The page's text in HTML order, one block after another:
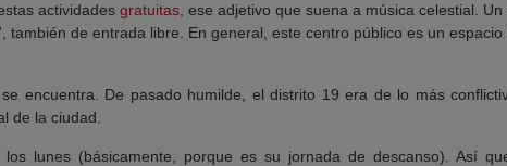
actividades gratuitas , ese adjetivo que suena a música celestial.
también de entrada libre. En general, este centro público es un
encuentra. De pasado humilde, el distrito 19 era de lo más
de la ciudad.
lunes (básicamente, porque es su jornada de descanso). Así